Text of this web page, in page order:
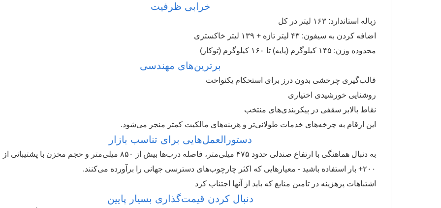
خرابی ظرفیت
زباله استاندارد: ۱۶۳ لیتر در کل
اضافه کردن به سیفون: ۴۳ لیتر تازه + ۱۳۹ لیتر خاکستری
محدوده وزن: ۱۴۵ کیلوگرم (پایه) تا ۱۶۰ کیلوگرم (توکار)
برترین‌های مهندسی
قالب‌گیری چرخشی بدون درز برای استحکام یکنواخت
روشنایی خورشیدی اختیاری
نقاط بالابر سقفی در پیکربندی‌های منتخب
این ارقام به چرخه‌های خدمات طولانی‌تر و هزینه‌های مالکیت کمتر منجر می‌شود.
دستورالعمل‌هایی برای تناسب بازار
به دنبال هماهنگی با ارتفاع صندلی حدود ۴۷۵ میلی‌متر، فاصله درب‌ها بیش از ۸۵۰ میلی‌متر و حجم مخزن با پشتیبانی از
۲۰۰+ بار استفاده باشید - معیارهایی که اکثر چارچوب‌های دسترسی جهانی را برآورده می‌کنند.
اشتباهات پرهزینه در تامین منابع که باید از آنها اجتناب کرد
دنبال کردن قیمت‌گذاری بسیار پایین